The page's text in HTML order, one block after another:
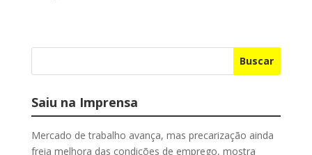
Buscar
Saiu na Imprensa
Mercado de trabalho avança, mas precarização ainda
freia melhora das condições de emprego, mostra